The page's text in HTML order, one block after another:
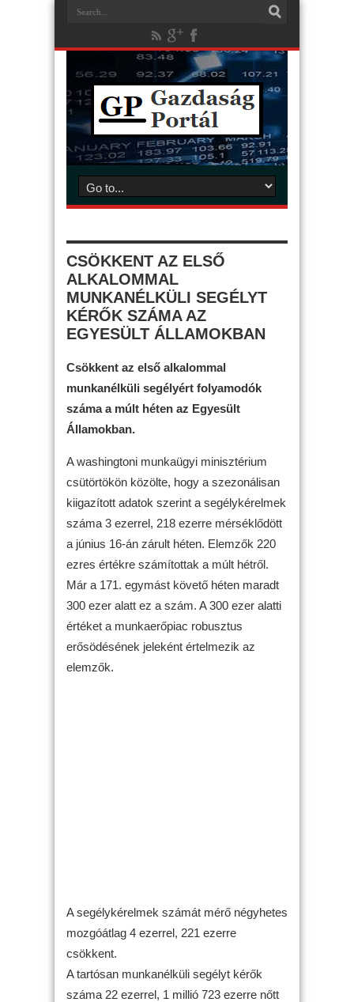
CSÖKKENT AZ ELSŐ
ALKALOMMAL
MUNKANÉLKÜLI SEGÉLYT
KÉRŐK SZÁMA AZ
EGYESÜLT ÁLLAMOKBAN
Csökkent az első alkalommal
munkanélküli segélyért folyamodók
száma a múlt héten az Egyesült
Államokban.
A washingtoni munkaügyi minisztérium
csütörtökön közölte, hogy a szezonálisan
kiigazított adatok szerint a segélykérelmek
száma 3 ezerrel, 218 ezerre mérséklődött
a június 16-án zárult héten. Elemzők 220
ezres értékre számítottak a múlt hétről.
Már a 171. egymást követő héten maradt
300 ezer alatt ez a szám. A 300 ezer alatti
értéket a munkaerőpiac robusztus
erősödésének jeleként értelmezik az
elemzők.
A segélykérelmek számát mérő négyhetes
mozgóátlag 4 ezerrel, 221 ezerre
csökkent.
A tartósan munkanélküli segélyt kérők
száma 22 ezerrel, 1 millió 723 ezerre nőtt